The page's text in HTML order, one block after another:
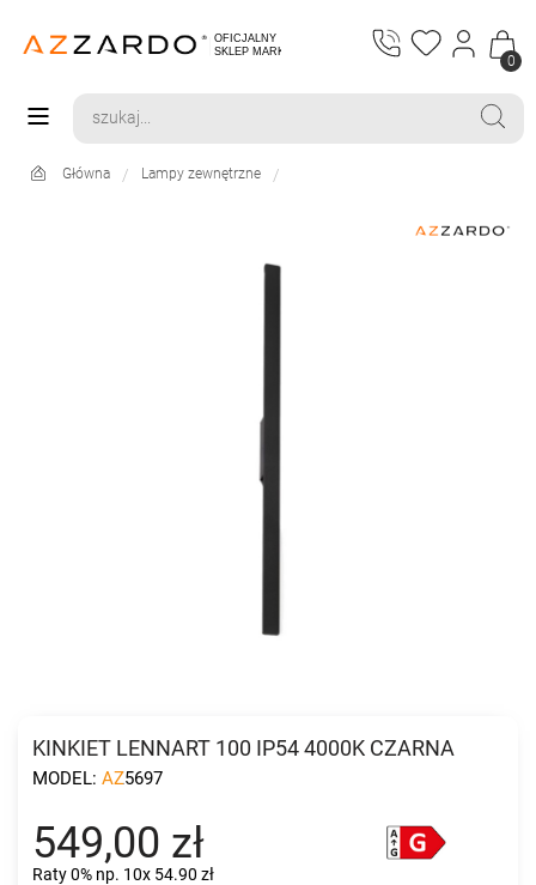
0
Główna Lampy zewnętrzne
KINKIET LENNART 100 IP54 4000K CZARNA
MODEL: AZ5697
549,00 zł
Raty 0% np. 10x 54.90 zł